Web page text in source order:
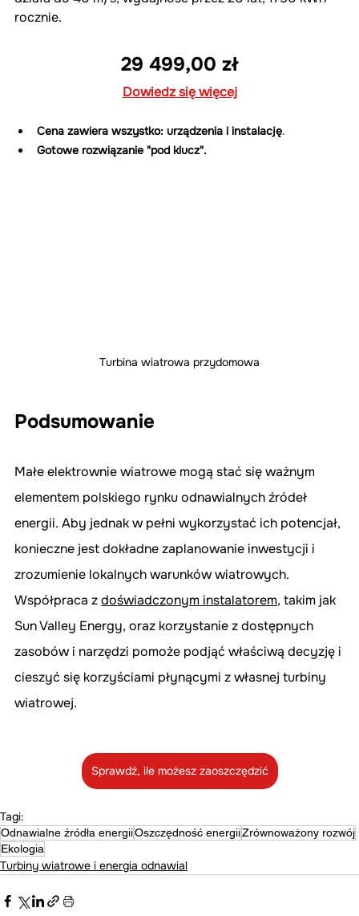
rocznie.
29 499,00 zł
Dowiedz się więcej
Cena zawiera wszystko: urządzenia i instalację.
Gotowe rozwiązanie "pod klucz".
Turbina wiatrowa przydomowa
Podsumowanie
Małe elektrownie wiatrowe mogą stać się ważnym
elementem polskiego rynku odnawialnych źródeł
energii. Aby jednak w pełni wykorzystać ich potencjał,
konieczne jest dokładne zaplanowanie inwestycji i
zrozumienie lokalnych warunków wiatrowych.
Współpraca z doświadczonym instalatorem, takim jak
Sun Valley Energy, oraz korzystanie z dostępnych
zasobów i narzędzi pomoże podjąć właściwą decyzję i
cieszyć się korzyściami płynącymi z własnej turbiny
wiatrowej.
Sprawdź, ile możesz zaoszczędzić
Tagi:
Odnawialne źródła energiiOszczędność energiiZrównoważony rozwój
Ekologia
Turbiny wiatrowe i energia odnawial